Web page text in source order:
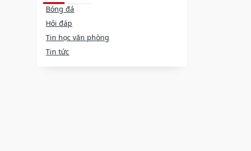
Bóng đá
Hỏi đáp
Tin học văn phòng
Tin tức